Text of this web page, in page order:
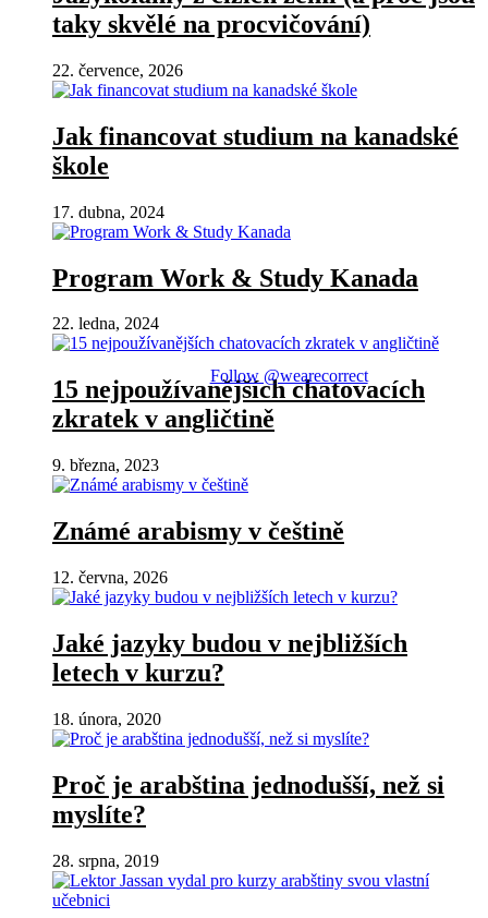
taky skvělé na procvičování)
22. července, 2026
Jak financovat studium na kanadské
škole
17. dubna, 2024
Program Work & Study Kanada
22. ledna, 2024
15 nejpoužívanějších chatovacích
zkratek v angličtině
9. března, 2023
Známé arabismy v češtině
12. června, 2026
Jaké jazyky budou v nejbližších
letech v kurzu?
18. února, 2020
Proč je arabština jednodušší, než si
myslíte?
28. srpna, 2019
Follow @wearecorrect